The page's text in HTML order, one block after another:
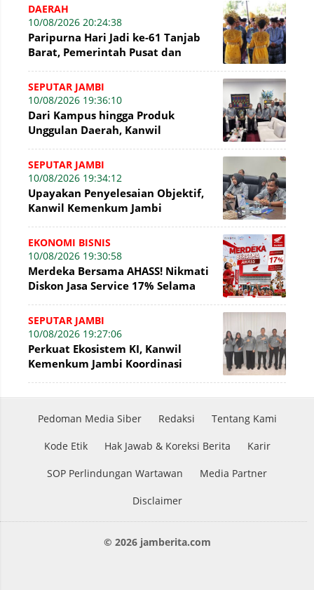
DAERAH
10/08/2026 20:24:38
Paripurna Hari Jadi ke-61 Tanjab
Barat, Pemerintah Pusat dan
SEPUTAR JAMBI
10/08/2026 19:36:10
Dari Kampus hingga Produk
Unggulan Daerah, Kanwil
Penguatan Kerja Sama
SEPUTAR JAMBI
10/08/2026 19:34:12
Upayakan Penyelesaian Objektif,
Kanwil Kemenkum Jambi
Sengketa KI
EKONOMI BISNIS
10/08/2026 19:30:58
Merdeka Bersama AHASS! Nikmati
Diskon Jasa Service 17% Selama
SEPUTAR JAMBI
10/08/2026 19:27:06
Perkuat Ekosistem KI, Kanwil
Kemenkum Jambi Koordinasi
Pedoman Media Siber Redaksi Tentang Kami
Kode Etik Hak Jawab & Koreksi Berita Karir
SOP Perlindungan Wartawan Media Partner
Disclaimer
© 2026 jamberita.com